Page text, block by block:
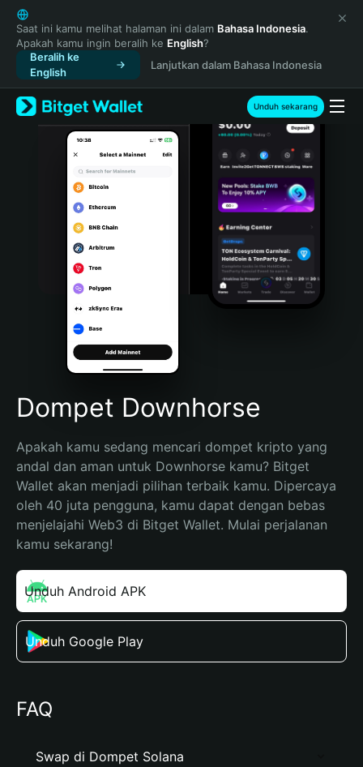
English
日本語
Tiếng Việt
Русский
Español (Latinoamérica)
Türkçe
Italiano
Português (Portugal)
Bahasa Indonesia
Português (Brasil)
Español (Argentina)
Saat ini kamu melihat halaman ini dalam Bahasa Indonesia.
Apakah kamu ingin beralih ke English?
Beralih ke
English
Lanjutkan dalam Bahasa Indonesia
Unduh sekarang
Dompet Downhorse
Apakah kamu sedang mencari dompet kripto yang
andal dan aman untuk Downhorse kamu? Bitget
Wallet akan menjadi pilihan terbaik kamu. Dipercaya
oleh 40 juta pengguna, kamu dapat dengan bebas
menjelajahi Web3 di Bitget Wallet. Mulai perjalanan
kamu sekarang!
Unduh Android APK
Unduh Google Play
FAQ
Swap di Dompet Solana